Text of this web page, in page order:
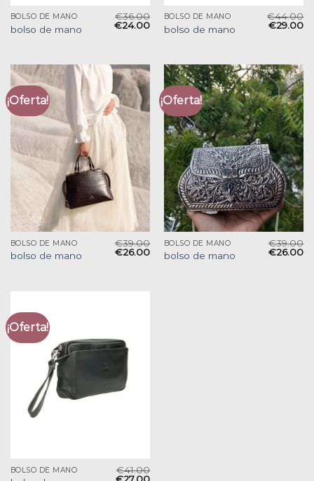
BOLSO DE MANO
bolso de mano
€36.00
€24.00
BOLSO DE MANO
bolso de mano
€44.00
€29.00
¡Oferta!
BOLSO DE MANO
bolso de mano
€39.00
€26.00
¡Oferta!
BOLSO DE MANO
bolso de mano
€39.00
€26.00
¡Oferta!
BOLSO DE MANO €41.00
€27.00